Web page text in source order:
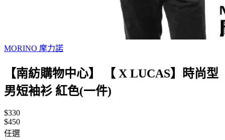
MORINO 摩力諾
【南紡購物中心】 【 X LUCAS】時尚型
男短袖衫 紅色(一件)
$330
$450
任選